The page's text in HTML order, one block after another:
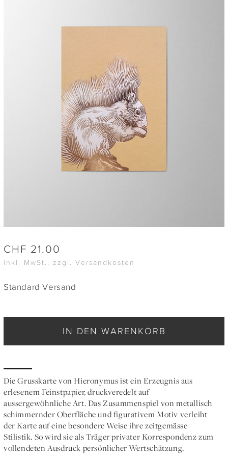
CHF 21.00
inkl. MwSt., zzgl. Versandkosten
Standard Versand
IN DEN WARENKORB
Die Grusskarte von Hieronymus ist ein Erzeugnis aus
erlesenem Feinstpapier, druckveredelt auf
aussergewöhnliche Art. Das Zusammenspiel von metallisch
schimmernder Oberfläche und figurativem Motiv verleiht
der Karte auf eine besondere Weise ihre zeitgemässe
Stilistik. So wird sie als Träger privater Korrespondenz zum
vollendeten Ausdruck persönlicher Wertschätzung.